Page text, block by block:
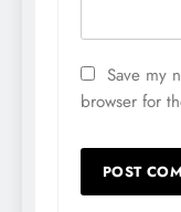
Save my
browser for